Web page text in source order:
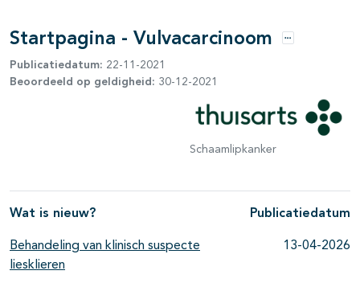
Startpagina - Vulvacarcinoom Opties
Publicatiedatum: 22-11-2021
Beoordeeld op geldigheid: 30-12-2021
Schaamlipkanker
Wat is nieuw? Publicatiedatum
Behandeling van klinisch suspecte
liesklieren
13-04-2026